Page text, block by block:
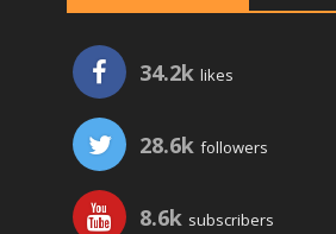
34.2k likes
28.6k followers
8.6k subscribers